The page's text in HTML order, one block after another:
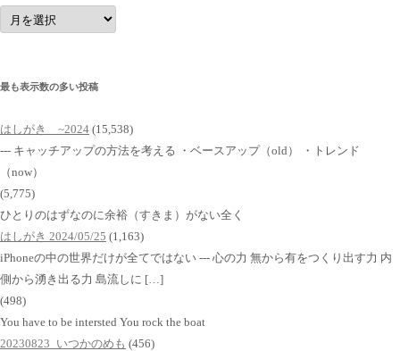
ア
イ
ブ
最も表示数の多い投稿
はしがき ~2024 (15,538)
--- キャッチアップの方法を考える ・ベースアップ（old） ・トレンド
（now）
(5,775)
ひとりのはずなのに余裕（すきま）がない全く
はしがき 2024/05/25 (1,163)
iPhoneの中の世界だけが全てではない --- 心の力 無から有をつくり出す力 内
側から湧き出る力 島流しに […]
(498)
You have to be intersted You rock the boat
20230823_いつかのめも (456)